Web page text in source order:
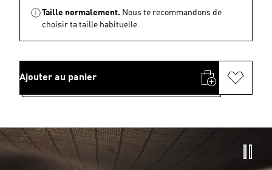
Taille normalement. Nous te recommandons de
choisir ta taille habituelle.
Ajouter au panier